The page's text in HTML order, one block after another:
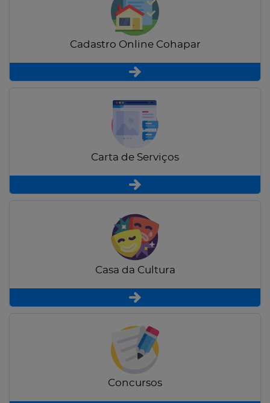
Cadastro Online Cohapar
Carta de Serviços
Casa da Cultura
Concursos